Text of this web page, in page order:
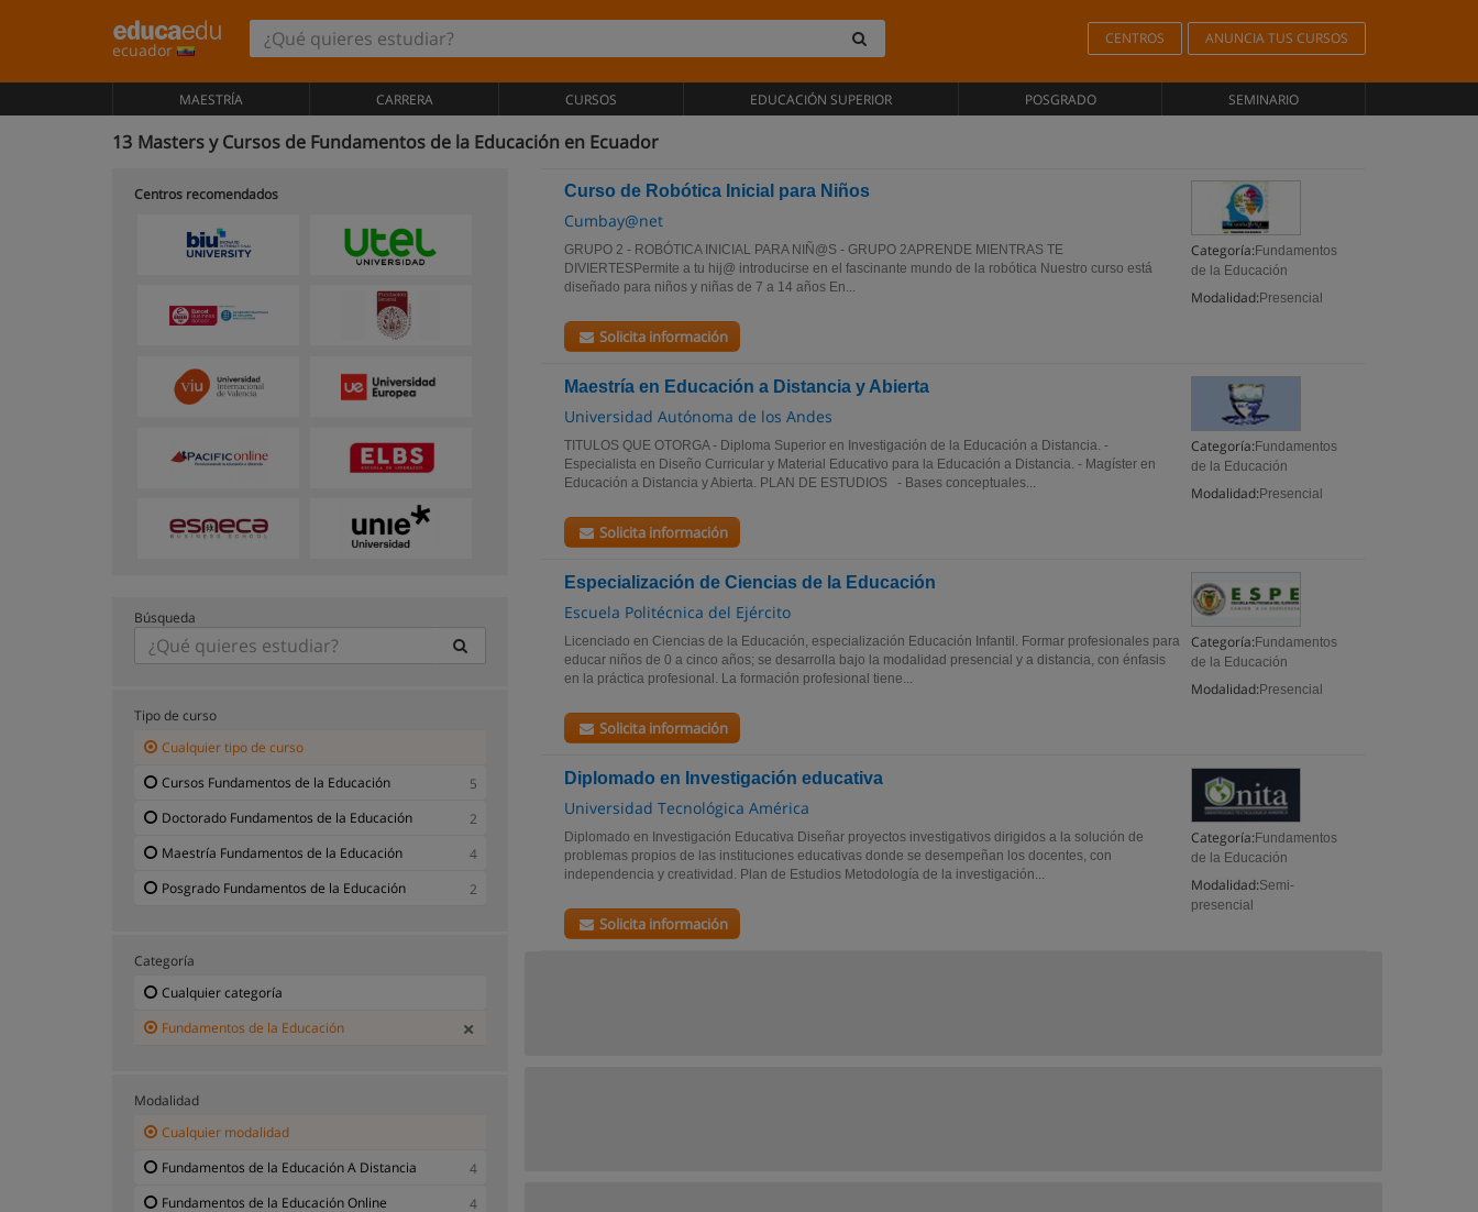
ecuador
CENTROS ANUNCIA TUS CURSOS
MAESTRÍA CARRERA CURSOS EDUCACIÓN SUPERIOR POSGRADO SEMINARIO
13 Masters y Cursos de Fundamentos de la Educación en Ecuador
Curso de Robótica Inicial para Niños
Cumbay@net
Categoría: Fundamentos
de la Educación
Modalidad: Presencial
GRUPO 2 - ROBÓTICA INICIAL PARA NIÑ@S - GRUPO 2APRENDE MIENTRAS TE
DIVIERTESPermite a tu hij@ introducirse en el fascinante mundo de la robótica Nuestro curso está
diseñado para niños y niñas de 7 a 14 años En...
Solicita información
Maestría en Educación a Distancia y Abierta
Universidad Autónoma de los Andes
Categoría: Fundamentos
de la Educación
Modalidad: Presencial
TITULOS QUE OTORGA - Diploma Superior en Investigación de la Educación a Distancia. -
Especialista en Diseño Curricular y Material Educativo para la Educación a Distancia. - Magíster en
Educación a Distancia y Abierta. PLAN DE ESTUDIOS - Bases conceptuales...
Solicita información
Especialización de Ciencias de la Educación
Escuela Politécnica del Ejército
Categoría: Fundamentos
de la Educación
Modalidad: Presencial
Licenciado en Ciencias de la Educación, especialización Educación Infantil. Formar profesionales para
educar niños de 0 a cinco años; se desarrolla bajo la modalidad presencial y a distancia, con énfasis
en la práctica profesional. La formación profesional tiene...
Solicita información
Diplomado en Investigación educativa
Universidad Tecnológica América
Categoría: Fundamentos
de la Educación
Modalidad:Semi-
presencial
Diplomado en Investigación Educativa Diseñar proyectos investigativos dirigidos a la solución de
problemas propios de las instituciones educativas donde se desempeñan los docentes, con
independencia y creatividad. Plan de Estudios Metodología de la investigación...
Solicita información
Centros recomendados
Búsqueda
Tipo de curso
Cualquier tipo de curso
Cursos Fundamentos de la Educación
5
Doctorado Fundamentos de la Educación
2
Maestría Fundamentos de la Educación
4
Posgrado Fundamentos de la Educación
2
Categoría
Cualquier categoría
Fundamentos de la Educación
Modalidad
Cualquier modalidad
Fundamentos de la Educación A Distancia
4
Fundamentos de la Educación Online
4